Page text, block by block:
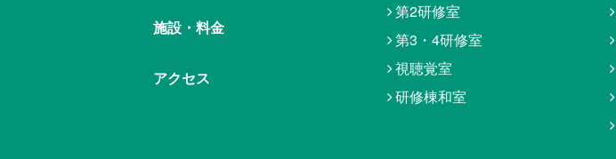
施設・料金
アクセス
第2研修室
第3・4研修室
視聴覚室
研修棟和室